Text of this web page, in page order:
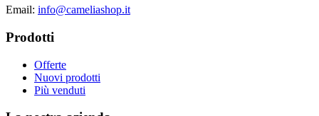
Email: info@cameliashop.it
Prodotti
Offerte
Nuovi prodotti
Più venduti